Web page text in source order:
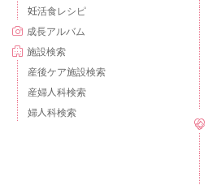
妊活食レシピ
成長アルバム
施設検索
産後ケア施設検索
産婦人科検索
婦人科検索